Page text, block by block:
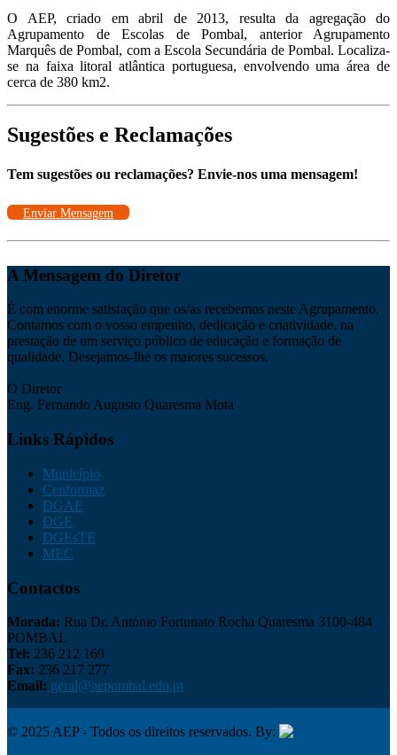
O AEP, criado em abril de 2013, resulta da agregação do
Agrupamento de Escolas de Pombal, anterior Agrupamento
Marquês de Pombal, com a Escola Secundária de Pombal. Localiza-
se na faixa litoral atlântica portuguesa, envolvendo uma área de
cerca de 380 km2.
Sugestões e Reclamações
Tem sugestões ou reclamações? Envie-nos uma mensagem!
Enviar Mensagem
A Mensagem do Diretor
É com enorme satisfação que os/as recebemos neste Agrupamento.
Contamos com o vosso empenho, dedicação e criatividade, na
prestação de um serviço público de educação e formação de
qualidade. Desejamos-lhe os maiores sucessos.
O Diretor
Eng. Fernando Augusto Quaresma Mota
Links Rápidos
Município
Cenformaz
DGAE
DGE
DGEsTE
MEC
Contactos
Morada: Rua Dr. António Fortunato Rocha Quaresma 3100-484
POMBAL
Tel: 236 212 169
Fax: 236 217 277
Email: geral@aepombal.edu.pt
© 2025 AEP - Todos os direitos reservados. By: